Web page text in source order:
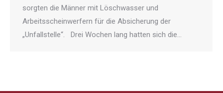
sorgten die Männer mit Löschwasser und
Arbeitsscheinwerfern für die Absicherung der
„Unfallstelle“. Drei Wochen lang hatten sich die…